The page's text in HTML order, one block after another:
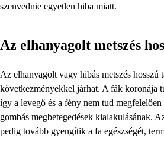
szenvednie egyetlen hiba miatt.
Az elhanyagolt metszés
Az elhanyagolt vagy hibás metszés hosszú
következményekkel járhat. A fák koronája
így a levegő és a fény nem tud
gombás megbetegedések kialakulásának.
pedig tovább gyengítik a fa egészségét,